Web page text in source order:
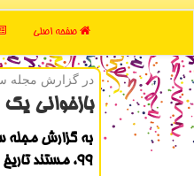
صفحه اصلی
در گزارش مجله
بازخوانی یك
۹۹، مستند تاریخ انقضا را با مبحث فرار شاه روی آنتن می برد.